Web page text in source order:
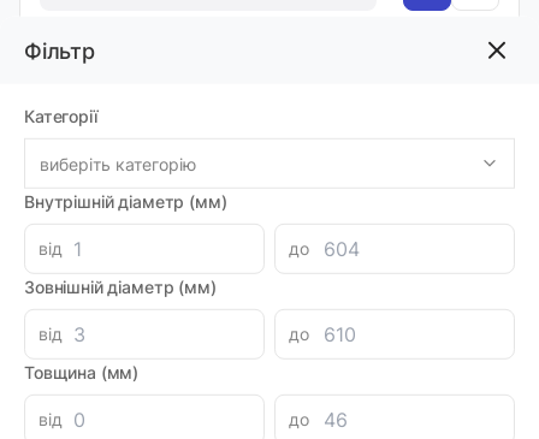
Фільтр
Категорії
виберіть категорію
Внутрішній діаметр (мм)
від
до
Зовнішній діаметр (мм)
від
до
Товщина (мм)
від
до
Клапан 004.010.0Y0
Артикул: MI0041890
Доставка 1-2 дні